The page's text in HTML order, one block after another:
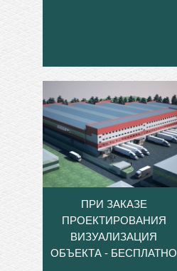
ПРИ ЗАКАЗЕ
ПРОЕКТИРОВАНИЯ
ВИЗУАЛИЗАЦИЯ
ОБЪЕКТА - БЕСПЛАТНО